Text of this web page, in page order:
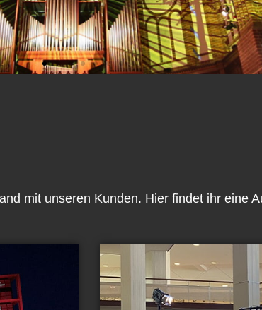
mit unseren Kunden. Hier findet ihr eine